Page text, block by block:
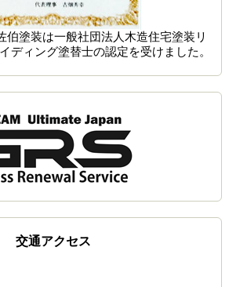
伯塗装は一般社団法人木造住宅塗装リ
ディング塗替士の認定を受けました。
交通アクセス